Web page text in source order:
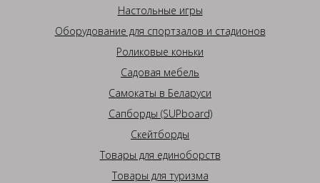
Настольные игры
Оборудование для спортзалов и стадионов
Роликовые коньки
Садовая мебель
Самокаты в Беларуси
Сапборды (SUPboard)
Скейтборды
Товары для единоборств
Товары для туризма